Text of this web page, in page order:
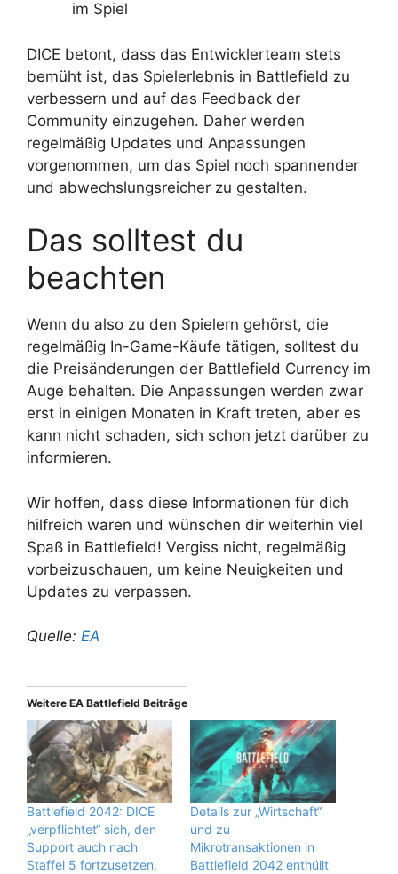
im Spiel
DICE betont, dass das Entwicklerteam stets
bemüht ist, das Spielerlebnis in Battlefield zu
verbessern und auf das Feedback der
Community einzugehen. Daher werden
regelmäßig Updates und Anpassungen
vorgenommen, um das Spiel noch spannender
und abwechslungsreicher zu gestalten.
Das solltest du
beachten
Wenn du also zu den Spielern gehörst, die
regelmäßig In-Game-Käufe tätigen, solltest du
die Preisänderungen der Battlefield Currency im
Auge behalten. Die Anpassungen werden zwar
erst in einigen Monaten in Kraft treten, aber es
kann nicht schaden, sich schon jetzt darüber zu
informieren.
Wir hoffen, dass diese Informationen für dich
hilfreich waren und wünschen dir weiterhin viel
Spaß in Battlefield! Vergiss nicht, regelmäßig
vorbeizuschauen, um keine Neuigkeiten und
Updates zu verpassen.
Quelle: EA
Weitere EA Battlefield Beiträge
Battlefield 2042: DICE
„verpflichtet“ sich, den
Support auch nach
Staffel 5 fortzusetzen,
Details zur „Wirtschaft“
und zu
Mikrotransaktionen in
Battlefield 2042 enthüllt